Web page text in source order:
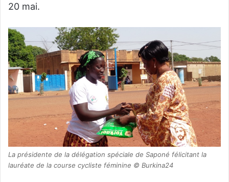
20 mai.
La présidente de la délégation spéciale de Saponé félicitant la
lauréate de la course cycliste féminine © Burkina24